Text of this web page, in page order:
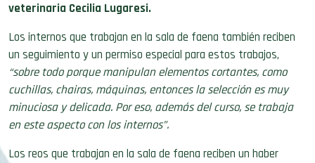
veterinaria Cecilia Lugaresi.
Los internos que trabajan en la sala de faena también reciben
un seguimiento y un permiso especial para estos trabajos,
“sobre todo porque manipulan elementos cortantes, como
cuchillas, chairas, máquinas, entonces la selección es muy
minuciosa y delicada. Por eso, además del curso, se trabaja
en este aspecto con los internos”.
Los reos que trabajan en la sala de faena reciben un haber